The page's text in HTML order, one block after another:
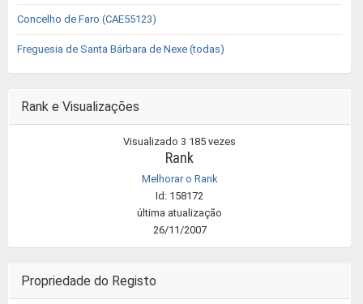
Concelho de Faro (CAE55123)
Freguesia de Santa Bárbara de Nexe (todas)
Rank e Visualizações
Visualizado 3 185 vezes
Rank
Melhorar o Rank
Id: 158172
última atualização
26/11/2007
Propriedade do Registo